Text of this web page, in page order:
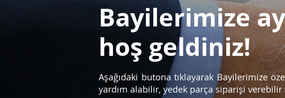
Bayilerimize
hoş geldiniz!
Aşağıdaki butona tıklayarak Bayilerimize
yardım alabilir, yedek parça siparişi verebilir